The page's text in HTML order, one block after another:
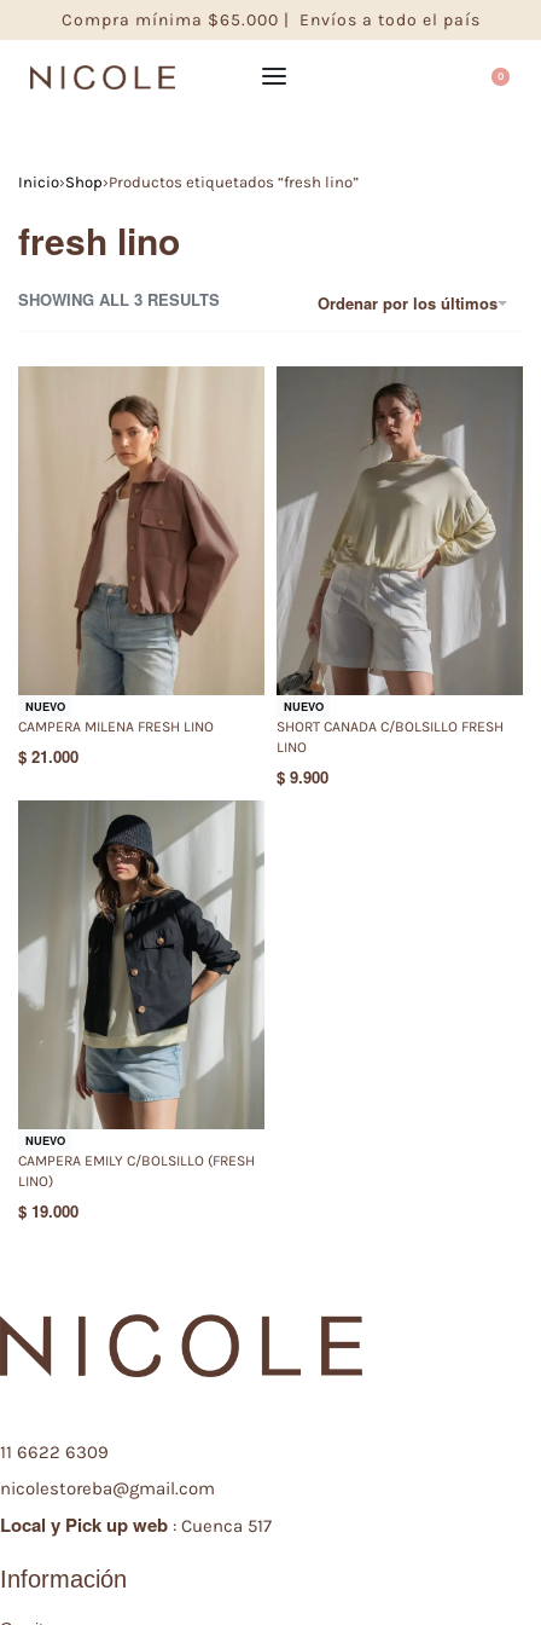
Compra mínima $65.000 | Envíos a todo el país
0
Inicio›Shop›Productos etiquetados “fresh lino”
fresh lino
SHOWING ALL 3 RESULTS Ordenar por los últimos
NUEVO
CAMPERA MILENA FRESH LINO
$ 21.000
NUEVO
SHORT CANADA C/BOLSILLO FRESH
LINO
$ 9.900
NUEVO
CAMPERA EMILY C/BOLSILLO (FRESH
LINO)
$ 19.000
11 6622 6309
nicolestoreba@gmail.com
Local y Pick up web : Cuenca 517
Información